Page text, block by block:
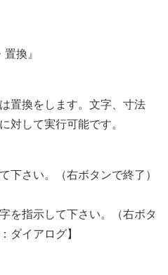
換』
置換をします。文字、寸法
対して実行可能です。
下さい。（右ボタンで終了）
を指示して下さい。（右ボタ
ダイアログ】